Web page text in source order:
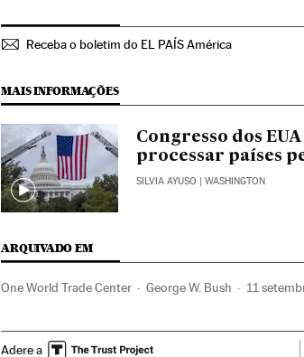
Receba o boletim do EL PAÍS América
MAIS INFORMAÇÕES
Congresso dos
processar países
SILVIA AYUSO | WASHINGTON
ARQUIVADO EM
One World Trade Center George W. Bush 11
Jihadismo Grupos terroristas
Adere a